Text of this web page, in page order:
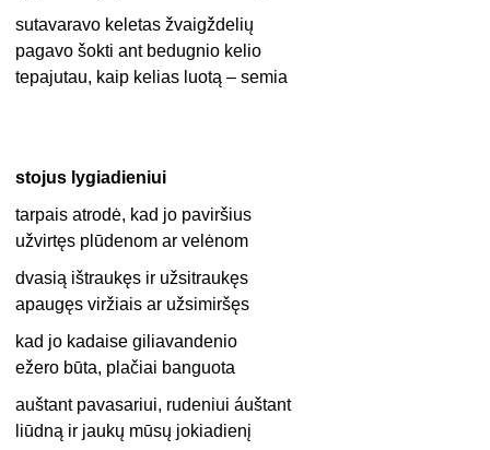
sutavaravo keletas žvaigždelių
pagavo šokti ant bedugnio kelio
tepajutau, kaip kelias luotą – semia
stojus lygiadieniui
tarpais atrodė, kad jo paviršius
užvirtęs plūdenom ar velėnom
dvasią ištraukęs ir užsitraukęs
apaugęs viržiais ar užsimiršęs
kad jo kadaise giliavandenio
ežero būta, plačiai banguota
auštant pavasariui, rudeniui áuštant
liūdną ir jaukų mūsų jokiadienį